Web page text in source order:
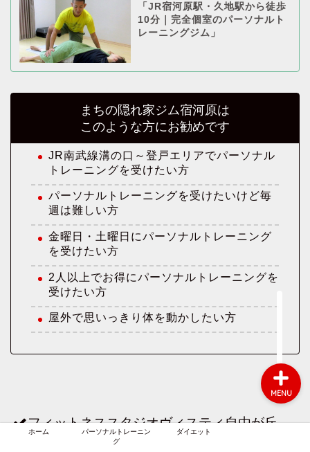
「JR宿河原駅・久地駅から徒歩
10分｜完全個室のパーソナルト
レーニングジム」
まちの隠れ家ジム宿河原は
このような方にお勧めです
JR南武線溝の口～登戸エリアでパーソナル
トレーニングを受けたい方
パーソナルトレーニングを受けたいけど毎
週は難しい方
金曜日・土曜日にパーソナルトレーニング
を受けたい方
2人以上でお得にパーソナルトレーニングを
受けたい方
屋外で思いっきり体を動かしたい方
フィットネススタジオヴィスティ自由が丘
ホーム
パーソナルトレーニン
グ
ダイエット
MENU
ホーム
パーソナルトレーニング
ダイエット